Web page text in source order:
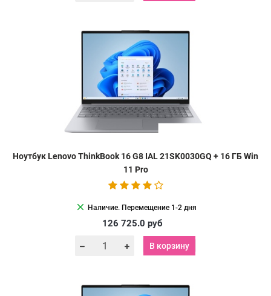
Ноутбук Lenovo ThinkBook 16 G8 IAL 21SK0030GQ + 16 ГБ Win
11 Pro
clear Наличие. Перемещение 1-2 дня
126 725.0 руб
В корзину